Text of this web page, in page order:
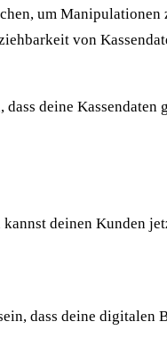
um
von
deine Kassendaten
deinen Kunden
dass deine digitalen